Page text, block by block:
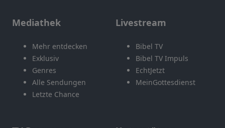
Mediathek
Mehr entdecken
Exklusiv
Genres
Alle Sendungen
Letzte Chance
Livestream
Bibel TV
Bibel TV Impuls
EchtJetzt
MeinGottesdienst